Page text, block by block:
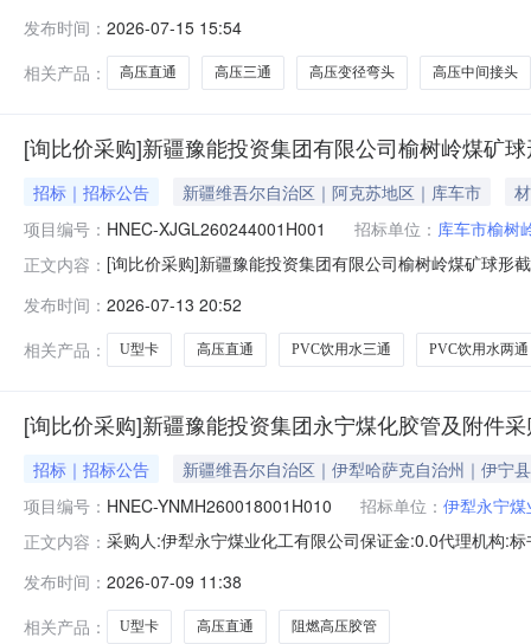
压弯头DN19200.0个2026-08-30第一次采购高压变径弯
发布时间： 2026-07-15 15:54
相关产品：
高压直通 高压三通 高压变径弯头 高压中间接头
[询比价采购]新疆豫能投资集团有限公司榆树岭煤矿
招标｜招标公告 新疆维吾尔自治区｜阿克苏地区｜库车市
项目编号： HNEC-XJGL260244001H001 招标单位： 库车市榆树
正文内容： [询比价采购]新疆豫能投资集团有限公司榆树岭煤矿球形
报价截止时间：2026年7月21日10:00。二、采购内容及
发布时间： 2026-07-13 20:52
相关产品：
U型卡 高压直通 PVC饮用水三通 PVC饮用水两通
[询比价采购]新疆豫能投资集团永宁煤化胶管及附件
招标｜招标公告
新疆维吾尔自治区｜伊犁哈萨克自治州｜伊宁县
项目编号： HNEC-YNMH260018001H010 招标单位： 伊犁永宁
正文内容： 采购人:伊犁永宁煤业化工有限公司保证金:0.0代理机构:
新疆豫能投资集团永宁煤化胶管及附件采购采购公告项目
发布时间： 2026-07-09 11:38
相关产品：
U型卡 高压直通 阻燃高压胶管